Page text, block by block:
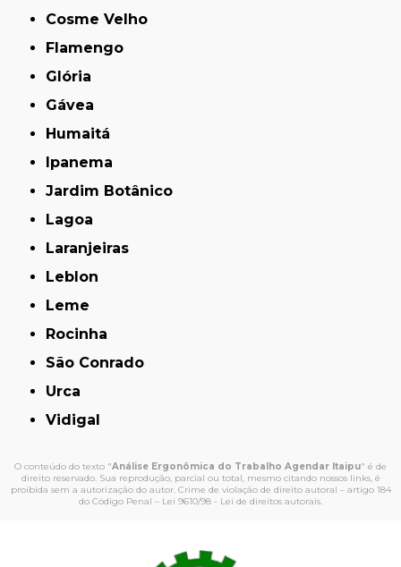
Cosme Velho
Flamengo
Glória
Gávea
Humaitá
Ipanema
Jardim Botânico
Lagoa
Laranjeiras
Leblon
Leme
Rocinha
São Conrado
Urca
Vidigal
O conteúdo do texto "Análise Ergonômica do Trabalho Agendar Itaipu" é de
direito reservado. Sua reprodução, parcial ou total, mesmo citando nossos links, é
proibida sem a autorização do autor. Crime de violação de direito autoral – artigo 184
do Código Penal – Lei 9610/98 - Lei de direitos autorais.